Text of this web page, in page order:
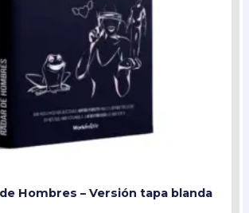
Hombres – Versión tapa blanda